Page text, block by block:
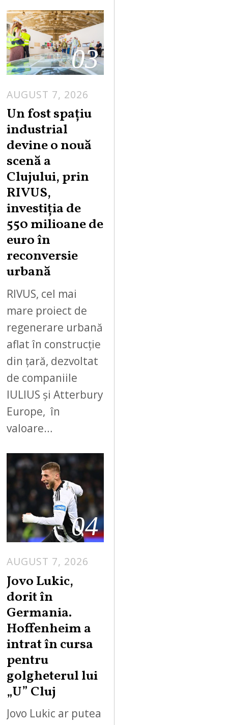
03
AUGUST 7, 2026
Un fost spațiu
industrial
devine o nouă
scenă a
Clujului, prin
RIVUS,
investiția de
550 milioane de
euro în
reconversie
urbană
RIVUS, cel mai
mare proiect de
regenerare urbană
aflat în construcție
din țară, dezvoltat
de companiile
IULIUS și Atterbury
Europe, în
valoare…
04
AUGUST 7, 2026
Jovo Lukic,
dorit în
Germania.
Hoffenheim a
intrat în cursa
pentru
golgheterul lui
„U” Cluj
Jovo Lukic ar putea